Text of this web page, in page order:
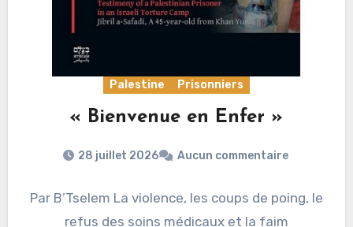
Palestine Prisonniers
« Bienvenue en Enfer »
28 juillet 2026 Aucun commentaire
Par B’Tselem La violence, les coups de poing, le
refus des soins médicaux et la faim